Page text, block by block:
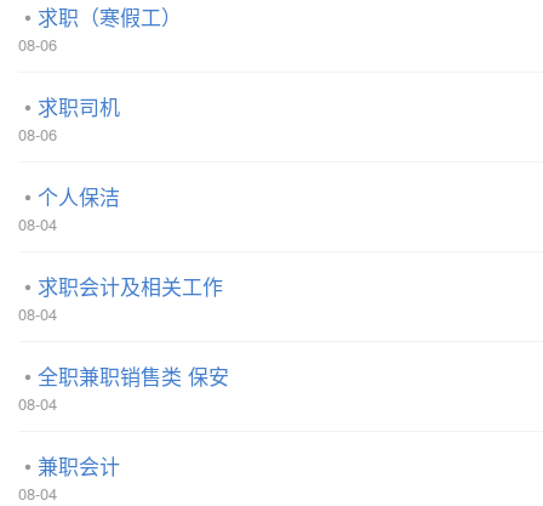
求职（寒假工）
08-06
求职司机
08-06
个人保洁
08-04
求职会计及相关工作
08-04
全职兼职销售类 保安
08-04
兼职会计
08-04